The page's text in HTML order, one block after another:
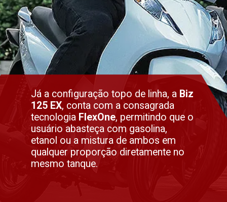
Já a configuração topo de linha, a Biz
125 EX, conta com a consagrada
tecnologia FlexOne, permitindo que o
usuário abasteça com gasolina,
etanol ou a mistura de ambos em
qualquer proporção diretamente no
mesmo tanque.